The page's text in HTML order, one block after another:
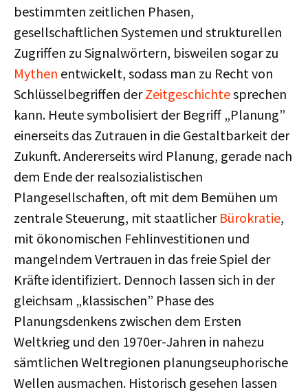
bestimmten zeitlichen Phasen,
gesellschaftlichen Systemen und strukturellen
Zugriffen zu Signalwörtern, bisweilen sogar zu
Mythen entwickelt, sodass man zu Recht von
Schlüsselbegriffen derZeitgeschichtesprechen
kann. Heute symbolisiert der Begriff „Planung”
einerseits das Zutrauen in die Gestaltbarkeit der
Zukunft. Andererseits wird Planung, gerade nach
dem Ende der realsozialistischen
Plangesellschaften, oft mit dem Bemühen um
zentrale Steuerung, mit staatlicher Bürokratie,
mit ökonomischen Fehlinvestitionen und
mangelndem Vertrauen in das freie Spiel der
Kräfte identifiziert. Dennoch lassen sich in der
gleichsam „klassischen” Phase des
Planungsdenkens zwischen dem Ersten
Weltkrieg und den 1970er-Jahren in nahezu
sämtlichen Weltregionen planungseuphorische
Wellen ausmachen. Historisch gesehen lassen